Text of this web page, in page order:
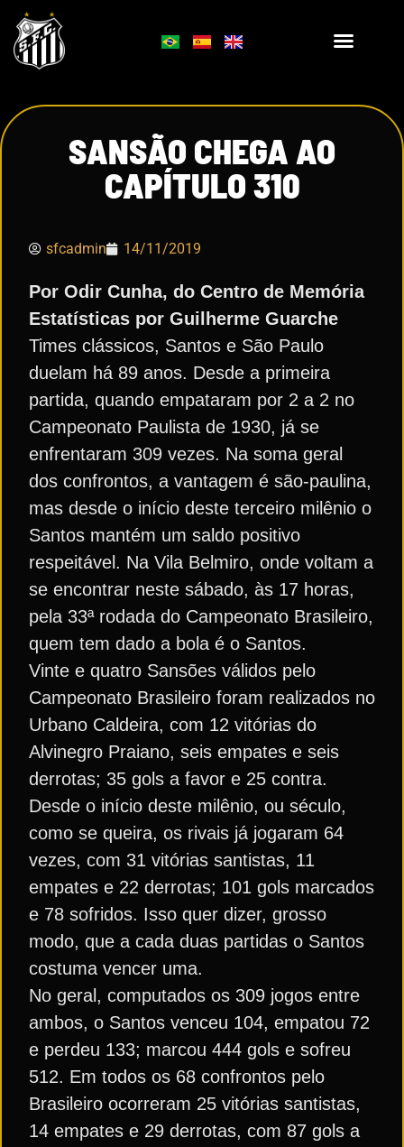
SANSÃO CHEGA AO
CAPÍTULO 310
sfcadmin 14/11/2019
Por Odir Cunha, do Centro de Memória
Estatísticas por Guilherme Guarche
Times clássicos, Santos e São Paulo
duelam há 89 anos. Desde a primeira
partida, quando empataram por 2 a 2 no
Campeonato Paulista de 1930, já se
enfrentaram 309 vezes. Na soma geral
dos confrontos, a vantagem é são-paulina,
mas desde o início deste terceiro milênio o
Santos mantém um saldo positivo
respeitável. Na Vila Belmiro, onde voltam a
se encontrar neste sábado, às 17 horas,
pela 33ª rodada do Campeonato Brasileiro,
quem tem dado a bola é o Santos.
Vinte e quatro Sansões válidos pelo
Campeonato Brasileiro foram realizados no
Urbano Caldeira, com 12 vitórias do
Alvinegro Praiano, seis empates e seis
derrotas; 35 gols a favor e 25 contra.
Desde o início deste milênio, ou século,
como se queira, os rivais já jogaram 64
vezes, com 31 vitórias santistas, 11
empates e 22 derrotas; 101 gols marcados
e 78 sofridos. Isso quer dizer, grosso
modo, que a cada duas partidas o Santos
costuma vencer uma.
No geral, computados os 309 jogos entre
ambos, o Santos venceu 104, empatou 72
e perdeu 133; marcou 444 gols e sofreu
512. Em todos os 68 confrontos pelo
Brasileiro ocorreram 25 vitórias santistas,
14 empates e 29 derrotas, com 87 gols a